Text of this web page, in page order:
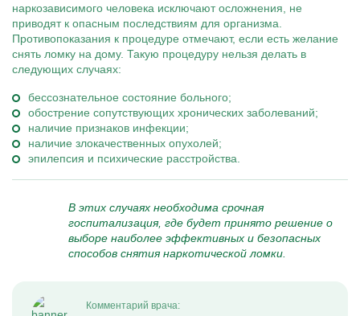
наркозависимого человека исключают осложнения, не
приводят к опасным последствиям для организма.
Противопоказания к процедуре отмечают, если есть желание
снять ломку на дому. Такую процедуру нельзя делать в
следующих случаях:
бессознательное состояние больного;
обострение сопутствующих хронических заболеваний;
наличие признаков инфекции;
наличие злокачественных опухолей;
эпилепсия и психические расстройства.
В этих случаях необходима срочная
госпитализация, где будет принято решение о
выборе наиболее эффективных и безопасных
способов снятия наркотической ломки.
Комментарий врача: